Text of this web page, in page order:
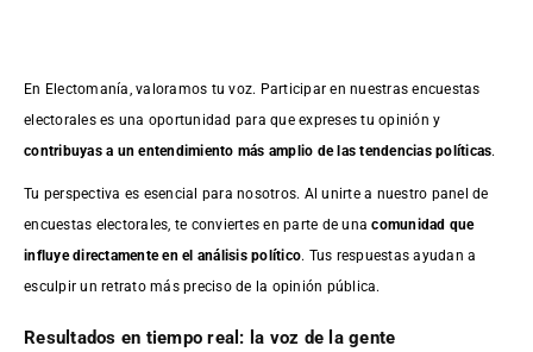
En Electomanía, valoramos tu voz. Participar en nuestras encuestas
electorales es una oportunidad para que expreses tu opinión y
contribuyas a un entendimiento más amplio de las tendencias políticas.
Tu perspectiva es esencial para nosotros. Al unirte a nuestro panel de
encuestas electorales, te conviertes en parte de unacomunidad que
influye directamente en el análisis político. Tus respuestas ayudan a
esculpir un retrato más preciso de la opinión pública.
Resultados en tiempo real: la voz de la gente